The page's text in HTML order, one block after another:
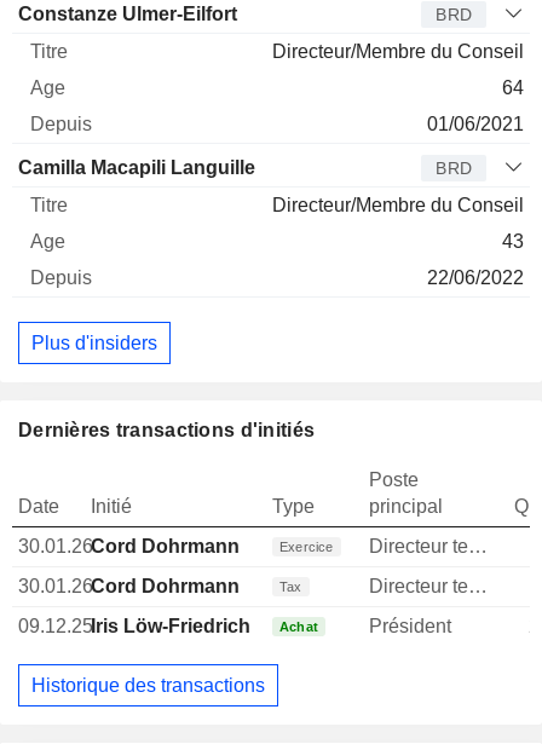
Constanze Ulmer-Eilfort BRD
Directeur/Membre du Conseil
64
01/06/2021
Camilla Macapili Languille BRD
Directeur/Membre du Conseil
43
22/06/2022
Plus d'insiders
Dernières transactions d'initiés
Date Initié Type
Poste
principal
30.01.26Cord Dohrmann Exercice Directeur technique
30.01.26Cord Dohrmann Tax Directeur technique
09.12.25Iris Löw-Friedrich Achat Président
Historique des transactions